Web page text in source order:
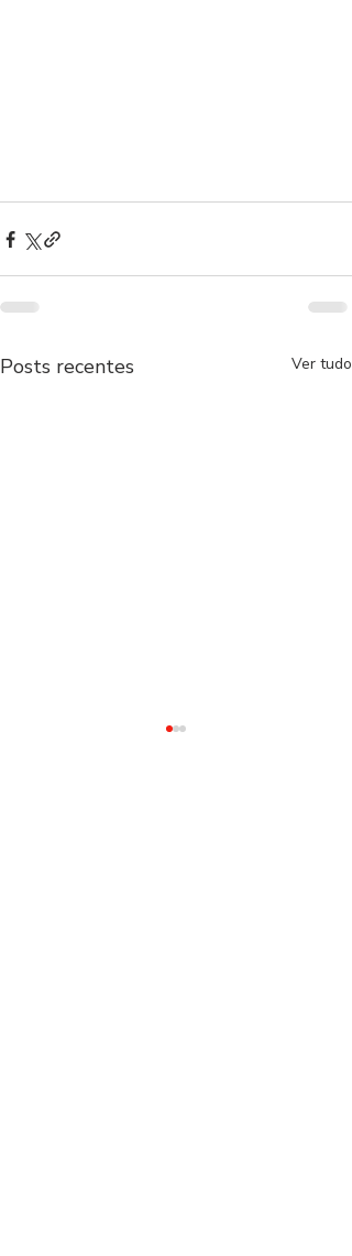
Posts recentes Ver tudo